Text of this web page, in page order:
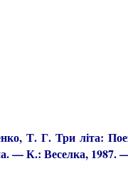
Т. Г. Три літа:
— К.: Веселка, 1987. —